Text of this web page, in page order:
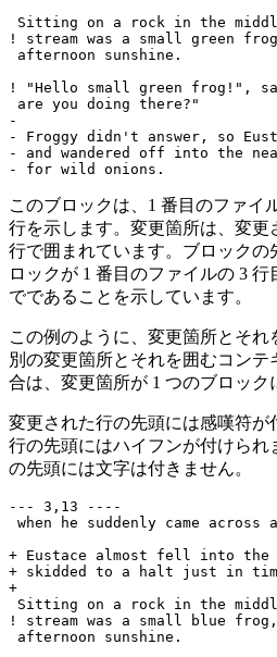
Sitting on a rock in the
! stream was a small green
afternoon sunshine.
! "Hello small green frog!",
are you doing there?"
-
- Froggy didn't answer, so
- and wandered off into the
このブロックは、1 番目のファイ
行を示します。変更箇所は、変更
行で囲まれています。ブロック
ロックが 1 番目のファイルの 3 行
でであることを示しています。
この例のように、変更箇所とそれ
別の変更箇所とそれを囲むコン
合は、変更箇所が 1 つのブロック
変更された行の先頭には感嘆符が
行の先頭にはハイフンが付けら
の先頭には文字は付きません。
--- 3,13 ----
when he suddenly came across
+ Eustace almost fell into the
+ skidded to a halt just in
+
Sitting on a rock in the
! stream was a small blue
afternoon sunshine.